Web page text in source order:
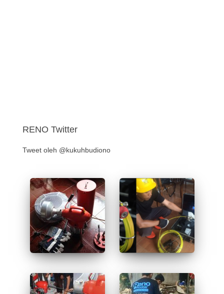
RENO Twitter
Tweet oleh @kukuhbudiono